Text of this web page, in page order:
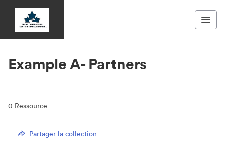
Example A- Partners
0 Ressource
Partager la collection